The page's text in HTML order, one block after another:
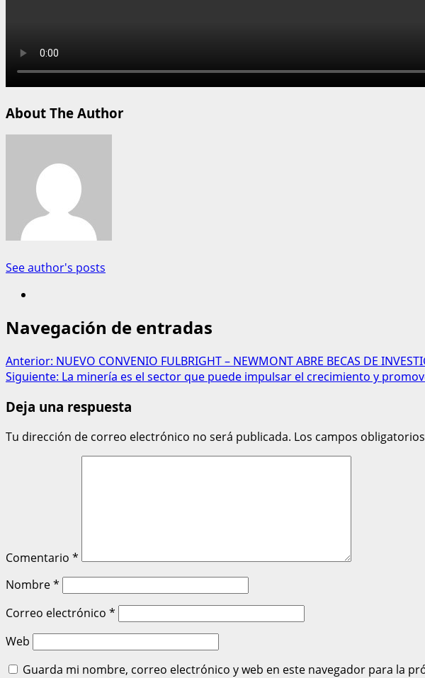
About The Author
See author's posts
Navegación de entradas
Anterior: NUEVO CONVENIO FULBRIGHT – NEWMONT ABRE BECAS DE
Siguiente: La minería es el sector que puede impulsar el crecimiento y
Deja una respuesta
Tu dirección de correo electrónico no será publicada. Los campos
Comentario *
Nombre*
Correo electrónico *
Web
Guarda mi nombre, correo electrónico y web en este navegador para la